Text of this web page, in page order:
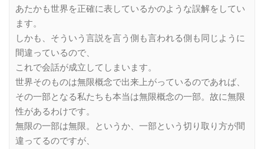
あたかも世界を正確に表しているかのような誤解をしてい
ます。
しかも、そういう言説を言う側も言われる側も同じように
間違っているので、
これで会話が成立してしまいます。
世界そのものは無限概念で出来上がっているのであれば、
その一部となる私たちも本当は無限概念の一部。故に無限
性があるわけです。
無限の一部は無限。というか、一部という切り取り方が間
違ってるのですが、